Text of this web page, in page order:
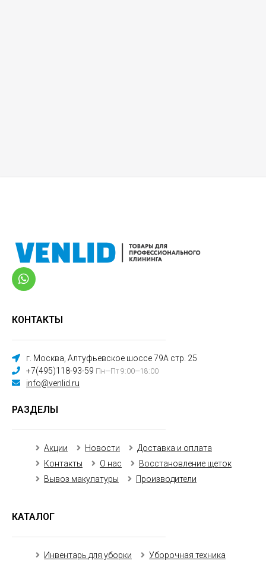
КОНТАКТЫ
г. Москва, Алтуфьевское шоссе 79А стр. 25
+7(495)118-93-59 Пн—Пт 9:00—18:00
info@venlid.ru
РАЗДЕЛЫ
Акции Новости
Доставка и оплата
Контакты
О нас
Восстановление щеток
Вывоз макулатуры
Производители
КАТАЛОГ
Инвентарь для уборки
Уборочная техника